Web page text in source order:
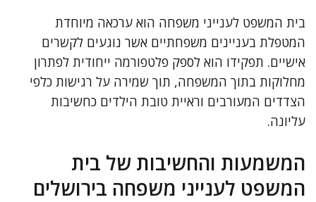
בית המשפט לענייני משפחה הוא ערכאה מיוחדת
המטפלת בעניינים משפחתיים אשר נוגעים לקשרים
אישיים. תפקידו הוא לספק פלטפורמה ייחודית לפתרון
מחלוקות בתוך המשפחה, תוך שמירה על רגישות כלפי
הצדדים המעורבים וראיית טובת הילדים כחשיבות
עליונה.
המשמעות והחשיבות של בית
המשפט לענייני משפחה בירושלים